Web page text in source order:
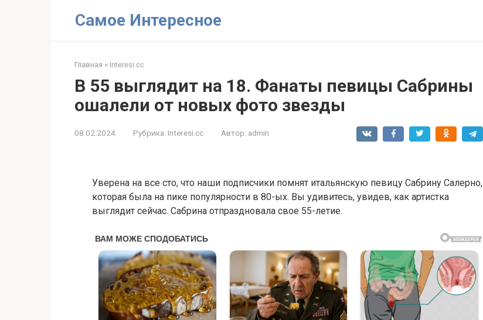
Самое Интересное
Главная » Interesi.cc
В 55 выглядит на 18. Фанаты певицы Сабрины
ошалели от новых фото звезды
08.02.2024 Рубрика: Interesi.cc Автор: admin
Уверена на все сто, что наши подписчики помнят итальянскую певицу Сабрину Салерно,
которая была на пике популярности в 80-ых. Вы удивитесь, увидев, как артистка
выглядит сейчас. Сабрина отпраздновала свое 55-летие.